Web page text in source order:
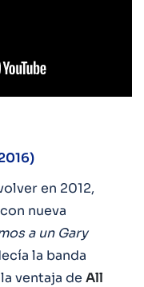
en 2012,
nueva
a un Gary
la banda
ventaja de All